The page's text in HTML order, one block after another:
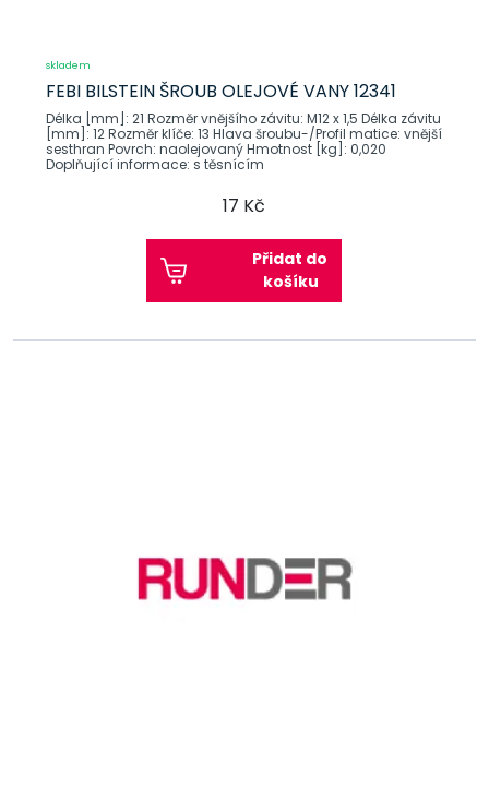
skladem
FEBI BILSTEIN ŠROUB OLEJOVÉ VANY 12341
Délka [mm]: 21 Rozměr vnějšího závitu: M12 x 1,5 Délka závitu
[mm]: 12 Rozměr klíče: 13 Hlava šroubu-/Profil matice: vnější
sesthran Povrch: naolejovaný Hmotnost [kg]: 0,020
Doplňující informace: s těsnícím
17 Kč
Přidat do
košíku